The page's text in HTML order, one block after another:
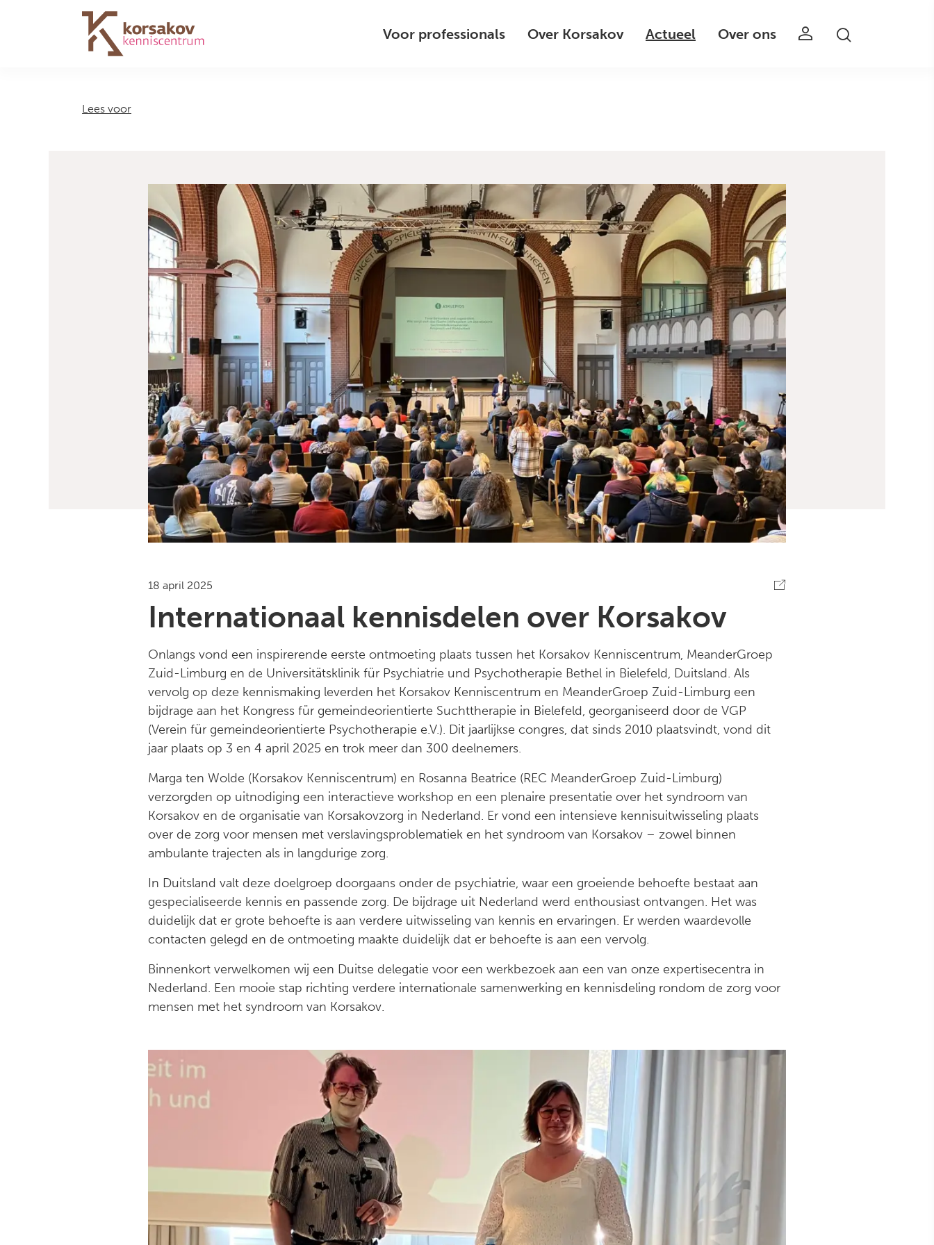
Navigation Voor professionals Over Korsakov Actueel Over ons
Lees voor
18 april 2025
Internationaal kennisdelen over Korsakov
Onlangs vond een inspirerende eerste ontmoeting plaats tussen het Korsakov Kenniscentrum, MeanderGroep
Zuid-Limburg en de Universitätsklinik für Psychiatrie und Psychotherapie Bethel in Bielefeld, Duitsland. Als
vervolg op deze kennismaking leverden het Korsakov Kenniscentrum en MeanderGroep Zuid-Limburg een
bijdrage aan het Kongress für gemeindeorientierte Suchttherapie in Bielefeld, georganiseerd door de VGP
(Verein für gemeindeorientierte Psychotherapie e.V.). Dit jaarlijkse congres, dat sinds 2010 plaatsvindt, vond dit
jaar plaats op 3 en 4 april 2025 en trok meer dan 300 deelnemers.
Marga ten Wolde (Korsakov Kenniscentrum) en Rosanna Beatrice (REC MeanderGroep Zuid-Limburg)
verzorgden op uitnodiging een interactieve workshop en een plenaire presentatie over het syndroom van
Korsakov en de organisatie van Korsakovzorg in Nederland. Er vond een intensieve kennisuitwisseling plaats
over de zorg voor mensen met verslavingsproblematiek en het syndroom van Korsakov – zowel binnen
ambulante trajecten als in langdurige zorg.
In Duitsland valt deze doelgroep doorgaans onder de psychiatrie, waar een groeiende behoefte bestaat aan
gespecialiseerde kennis en passende zorg. De bijdrage uit Nederland werd enthousiast ontvangen. Het was
duidelijk dat er grote behoefte is aan verdere uitwisseling van kennis en ervaringen. Er werden waardevolle
contacten gelegd en de ontmoeting maakte duidelijk dat er behoefte is aan een vervolg.
Binnenkort verwelkomen wij een Duitse delegatie voor een werkbezoek aan een van onze expertisecentra in
Nederland. Een mooie stap richting verdere internationale samenwerking en kennisdeling rondom de zorg voor
mensen met het syndroom van Korsakov.